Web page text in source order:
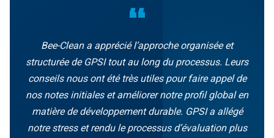
“
Bee-Clean a apprécié l’approche organisée et
structurée de GPSI tout au long du processus. Leurs
conseils nous ont été très utiles pour faire appel de
nos notes initiales et améliorer notre profil global en
matière de développement durable. GPSI a allégé
notre stress et rendu le processus d’évaluation plus